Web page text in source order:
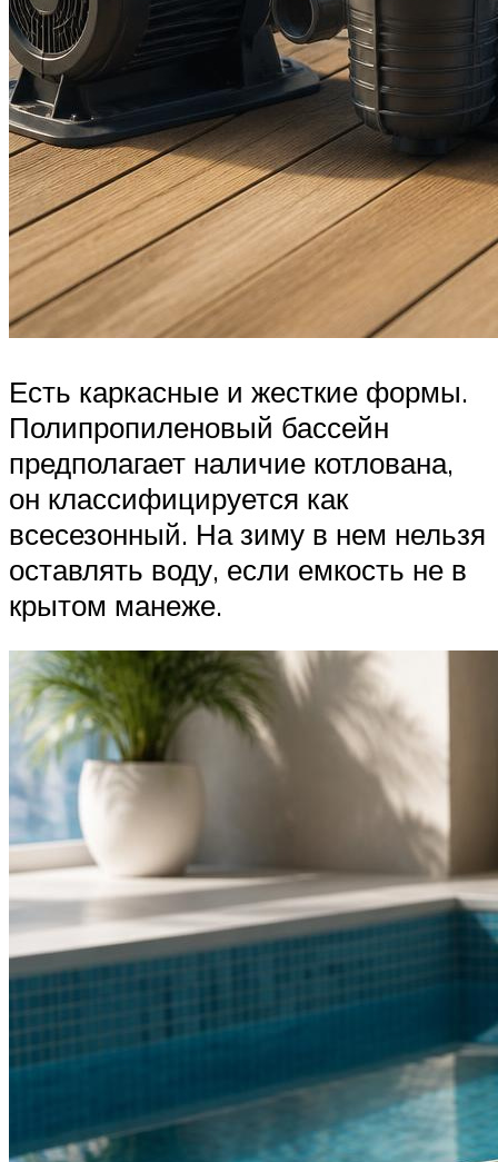
Есть каркасные и жесткие формы.
Полипропиленовый бассейн
предполагает наличие котлована,
он классифицируется как
всесезонный. На зиму в нем нельзя
оставлять воду, если емкость не в
крытом манеже.